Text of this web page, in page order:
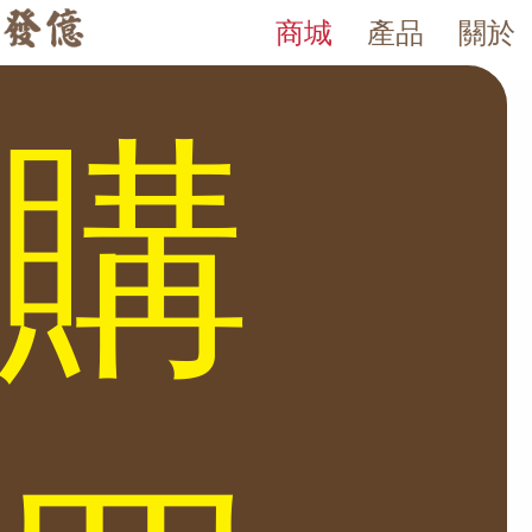
發億金庫｜台灣 40 年保險箱專賣店・防火防盜金庫・床頭櫃保
發億金庫（仁浦科技）自 1984 年創立，為台灣擁有 40 多年經
關於
產品
商城
Ls系列
Ls系列 皮革面板 細緻質感 收納大空間 密碼指紋 簡昜操作 Ls喇叭系列